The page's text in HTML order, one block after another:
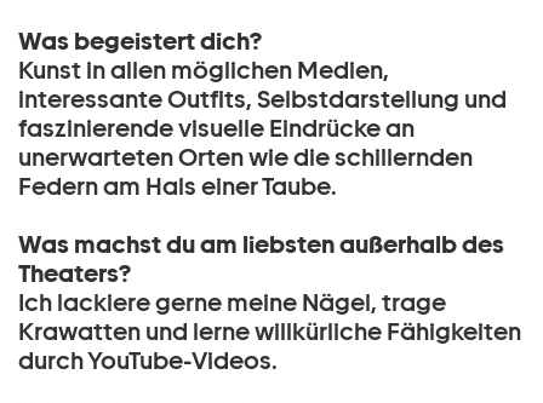
Was begeistert dich?
Kunst in allen möglichen Medien,
interessante Outfits, Selbstdarstellung und
faszinierende visuelle Eindrücke an
unerwarteten Orten wie die schillernden
Federn am Hals einer Taube.
Was machst du am liebsten außerhalb des
Theaters?
Ich lackiere gerne meine Nägel, trage
Krawatten und lerne willkürliche Fähigkeiten
durch YouTube-Videos.